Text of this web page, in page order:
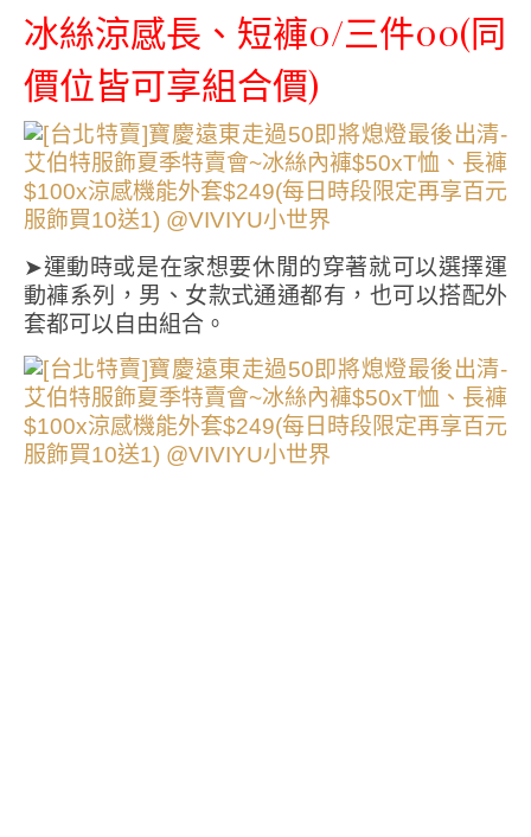
冰絲涼感長、短褲0/三件00(同
價位皆可享組合價)
➤運動時或是在家想要休閒的穿著就可以選擇運
動褲系列，男、女款式通通都有，也可以搭配外
套都可以自由組合。